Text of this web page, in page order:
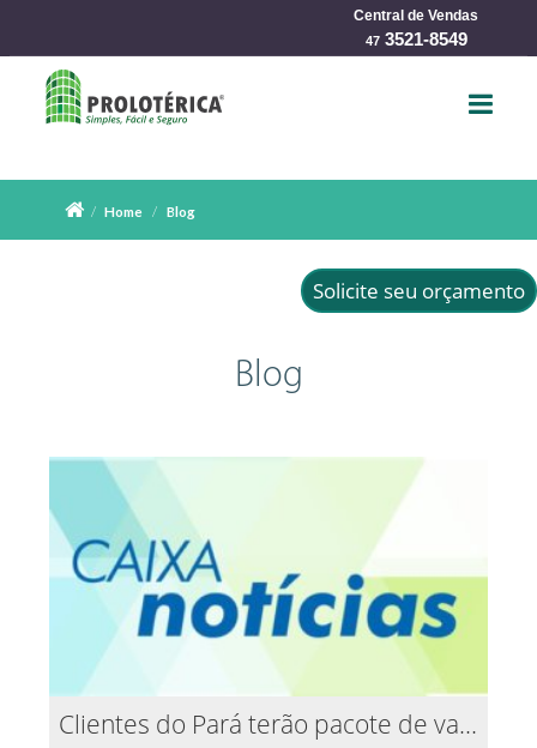
Central de Vendas
473521-8549
Home Blog
Solicite seu orçamento
Blog
Clientes do Pará terão pacote de vantagens pelo...